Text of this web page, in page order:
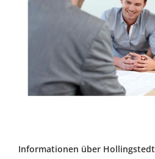
Informationen über Hollingstedt